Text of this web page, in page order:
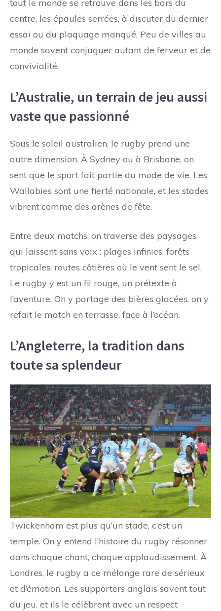
tout le monde se retrouve dans les bars du
centre, les épaules serrées, à discuter du dernier
essai ou du plaquage manqué. Peu de villes au
monde savent conjuguer autant de ferveur et de
convivialité.
L’Australie, un terrain de jeu aussi
vaste que passionné
Sous le soleil australien, le rugby prend une
autre dimension. À Sydney ou à Brisbane, on
sent que le sport fait partie du mode de vie. Les
Wallabies sont une fierté nationale, et les stades
vibrent comme des arènes de fête.
Entre deux matchs, on traverse des paysages
qui laissent sans voix : plages infinies, forêts
tropicales, routes côtières où le vent sent le sel.
Le rugby y est un fil rouge, un prétexte à
l’aventure. On y partage des bières glacées, on y
refait le match en terrasse, face à l’océan.
L’Angleterre, la tradition dans
toute sa splendeur
Twickenham est plus qu’un stade, c’est un
temple. On y entend l’histoire du rugby résonner
dans chaque chant, chaque applaudissement. À
Londres, le rugby a ce mélange rare de sérieux
et d’émotion. Les supporters anglais savent tout
du jeu, et ils le célèbrent avec un respect